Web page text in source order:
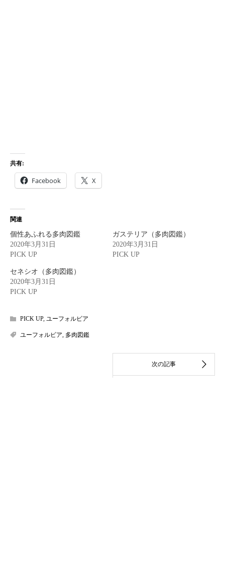
共有:
Facebook X
関連
個性あふれる多肉図鑑
2020年3月31日
PICK UP
ガステリア（多肉図鑑）
2020年3月31日
PICK UP
セネシオ（多肉図鑑）
2020年3月31日
PICK UP
PICK UP, ユーフォルビア
ユーフォルビア 多肉図鑑